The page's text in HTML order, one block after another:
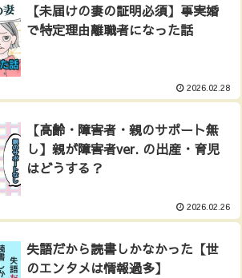
【未届けの妻の証明必須】事実婚
で特定理由離職者になった話
2026.02.28
【高齢・障害者・親のサポート無
し】親が障害者ver. の出産・育児
はどうする？
2026.02.26
失語だから読書しかなかった【世
のエンタメは情報過多】